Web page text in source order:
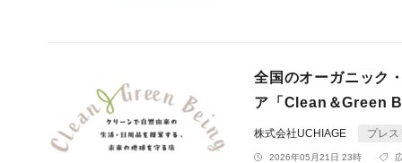
全国のオーガニック
ア「Clean＆Green
株式会社UCHIAGE プレ
2026年05月21日 23時